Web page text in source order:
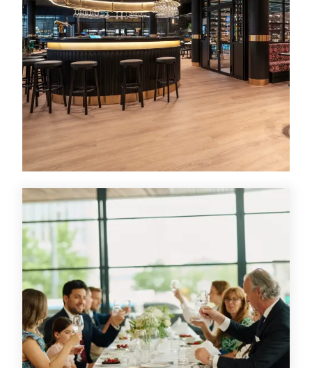
Tilbud